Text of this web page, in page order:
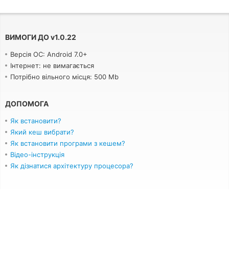
ВИМОГИ ДОv1.0.22
Версія ОС: Android 7.0+
Інтернет: не вимагається
Потрібно вільного місця: 500 Mb
ДОПОМОГА
Як встановити?
Який кеш вибрати?
Як встановити програми з кешем?
Відео-інструкція
Як дізнатися архітектуру процесора?